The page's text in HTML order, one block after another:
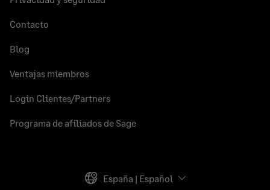
Contacto
Blog
Ventajas miembros
Login Clientes/Partners
Programa de afiliados de Sage
España | Español